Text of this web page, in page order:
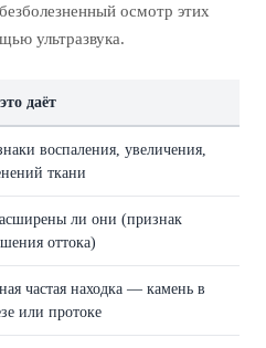
осмотр этих
ультразвука.
даёт
воспаления, увеличения,
ткани
ли они (признак
оттока)
частая находка — камень в
или протоке